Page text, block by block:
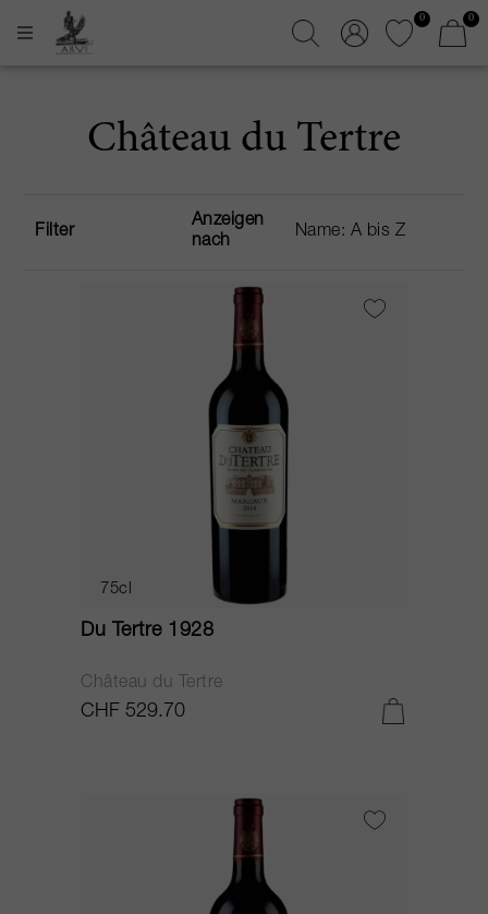
0 0
Château du Tertre
Filter
Anzeigen
nach
75cl
Du Tertre 1928
Château du Tertre
CHF 529.70